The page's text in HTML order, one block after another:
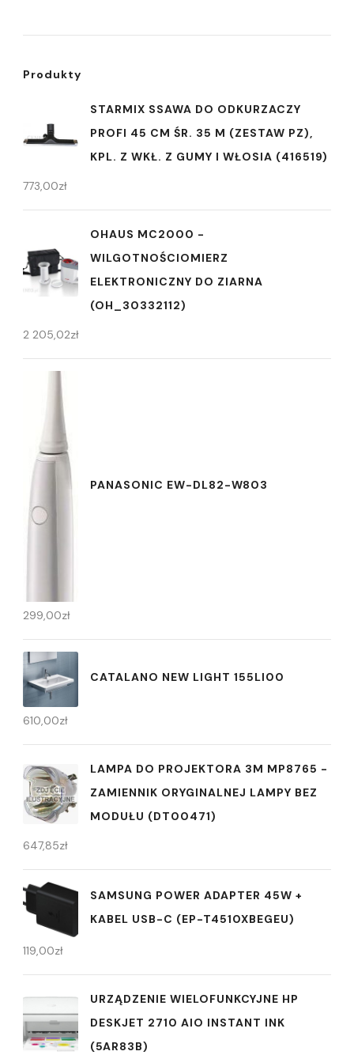
Produkty
STARMIX SSAWA DO ODKURZACZY
PROFI 45 CM ŚR. 35 M (ZESTAW PZ),
KPL. Z WKŁ. Z GUMY I WŁOSIA (416519)
773,00zł
OHAUS MC2000 -
WILGOTNOŚCIOMIERZ
ELEKTRONICZNY DO ZIARNA
(OH_30332112)
2 205,02zł
PANASONIC EW-DL82-W803
299,00zł
CATALANO NEW LIGHT 155LI00
610,00zł
LAMPA DO PROJEKTORA 3M MP8765 -
ZAMIENNIK ORYGINALNEJ LAMPY BEZ
MODUŁU (DT00471)
647,85zł
SAMSUNG POWER ADAPTER 45W +
KABEL USB-C (EP-T4510XBEGEU)
119,00zł
URZĄDZENIE WIELOFUNKCYJNE HP
DESKJET 2710 AIO INSTANT INK
(5AR83B)